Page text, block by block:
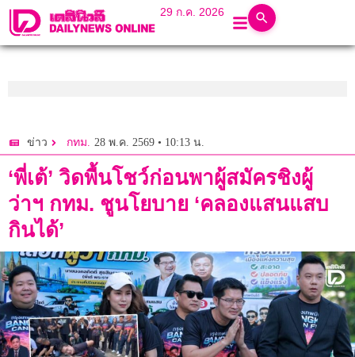
29 ก.ค. 2026
ข่าว กทม. 28 พ.ค. 2569 • 10:13 น.
‘พี่เต้’ วิดพื้นโชว์ก่อนพาผู้สมัครชิงผู้
ว่าฯ กทม. ชูนโยบาย ‘คลองแสนแสบ
กินได้’